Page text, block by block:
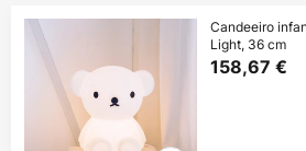
Candeeiro
Light, 36 cm
158,67 €